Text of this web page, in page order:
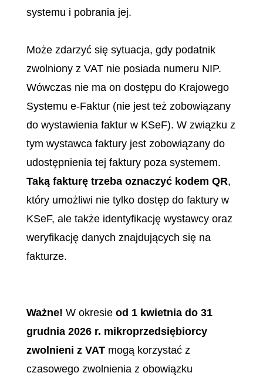
systemu i pobrania jej.
Może zdarzyć się sytuacja, gdy podatnik
zwolniony z VAT nie posiada numeru NIP.
Wówczas nie ma on dostępu do Krajowego
Systemu e-Faktur (nie jest też zobowiązany
do wystawienia faktur w KSeF). W związku z
tym wystawca faktury jest zobowiązany do
udostępnienia tej faktury poza systemem.
Taką fakturę trzeba oznaczyć kodem QR,
który umożliwi nie tylko dostęp do faktury w
KSeF, ale także identyfikację wystawcy oraz
weryfikację danych znajdujących się na
fakturze.
Ważne! W okresie od 1 kwietnia do 31
grudnia 2026 r. mikroprzedsiębiorcy
zwolnieni z VATmogą korzystać z
czasowego zwolnienia z obowiązku